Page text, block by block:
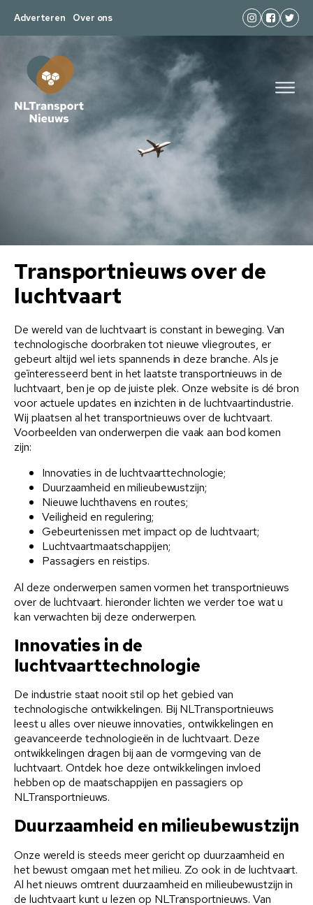
Adverteren Over ons
Transportnieuws over de
luchtvaart
De wereld van de luchtvaart is constant in beweging. Van
technologische doorbraken tot nieuwe vliegroutes, er
gebeurt altijd wel iets spannends in deze branche. Als je
geïnteresseerd bent in het laatste transportnieuws in de
luchtvaart, ben je op de juiste plek. Onze website is dé bron
voor actuele updates en inzichten in de luchtvaartindustrie.
Wij plaatsen al het transportnieuws over de luchtvaart.
Voorbeelden van onderwerpen die vaak aan bod komen
zijn:
Innovaties in de luchtvaarttechnologie;
Duurzaamheid en milieubewustzijn;
Nieuwe luchthavens en routes;
Veiligheid en regulering;
Gebeurtenissen met impact op de luchtvaart;
Luchtvaartmaatschappijen;
Passagiers en reistips.
Al deze onderwerpen samen vormen het transportnieuws
over de luchtvaart. hieronder lichten we verder toe wat u
kan verwachten bij deze onderwerpen.
Innovaties in de
luchtvaarttechnologie
De industrie staat nooit stil op het gebied van
technologische ontwikkelingen. Bij NLTransportnieuws
leest u alles over nieuwe innovaties, ontwikkelingen en
geavanceerde technologieën in de luchtvaart. Deze
ontwikkelingen dragen bij aan de vormgeving van de
luchtvaart. Ontdek hoe deze ontwikkelingen invloed
hebben op de maatschappijen en passagiers op
NLTransportnieuws.
Duurzaamheid en milieubewustzijn
Onze wereld is steeds meer gericht op duurzaamheid en
het bewust omgaan met het milieu. Zo ook in de luchtvaart.
Al het nieuws omtrent duurzaamheid en milieubewustzijn in
de luchtvaart kunt u lezen op NLTransportnieuws. Van